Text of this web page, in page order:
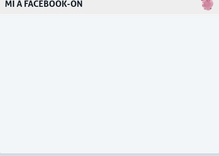
MI A FACEBOOK-ON